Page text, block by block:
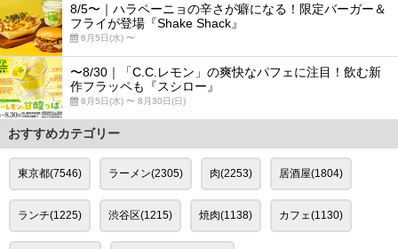
8/5〜｜ハラペーニョの辛さが癖になる！限定バーガー＆
フライが登場『Shake Shack』
8月5日(水) 〜
〜8/30｜「C.C.レモン」の爽快なパフェに注目！飲む新
作フラッペも『スシロー』
8月5日(水) 〜 8月30日(日)
おすすめカテゴリー
東京都(7546) ラーメン(2305) 肉(2253) 居酒屋(1804)
ランチ(1225) 渋谷区(1215) 焼肉(1138) カフェ(1130)